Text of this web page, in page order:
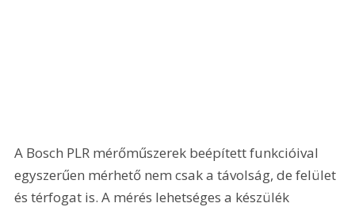
A Bosch PLR mérőműszerek beépített funkcióival
egyszerűen mérhető nem csak a távolság, de felület
és térfogat is. A mérés lehetséges a készülék